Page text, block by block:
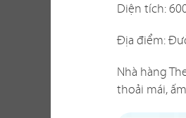
Diện tích:
Địa điểm:
Nhà hàng
thoải mái,